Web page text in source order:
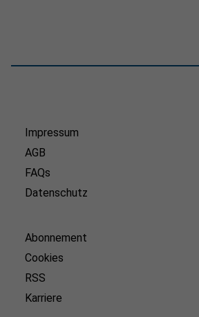
Impressum
AGB
FAQs
Datenschutz
Abonnement
Cookies
RSS
Karriere